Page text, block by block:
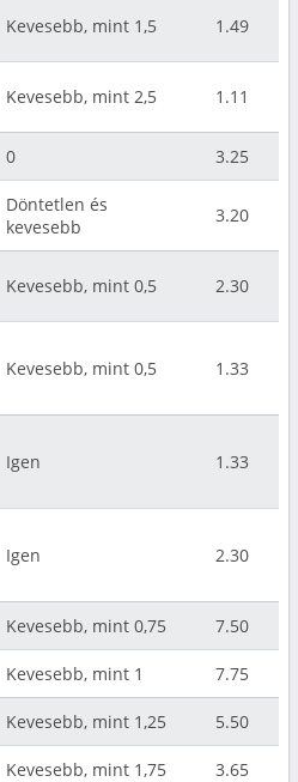
Kevesebb, mint 1,5 1.49
Kevesebb, mint 2,5 1.11
0 3.25
Döntetlen és
kevesebb
3.20
Kevesebb, mint 0,5 2.30
Kevesebb, mint 0,5 1.33
Igen 1.33
Igen 2.30
Kevesebb, mint 0,75 7.50
Kevesebb, mint 1 7.75
Kevesebb, mint 1,25 5.50
Kevesebb, mint 1,75 3.65